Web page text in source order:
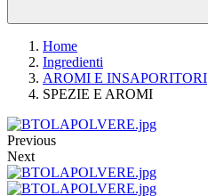
Home
Ingredienti
AROMI E INSAPORITORI
SPEZIE E AROMI
Previous
Next